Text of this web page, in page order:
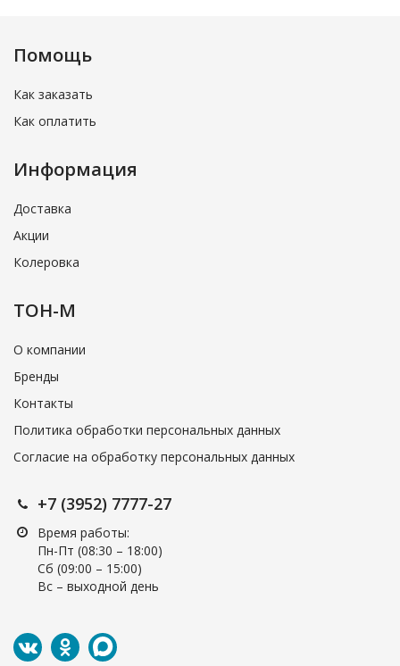
Помощь
Как заказать
Как оплатить
Информация
Доставка
Акции
Колеровка
ТОН-М
О компании
Бренды
Контакты
Политика обработки персональных данных
Согласие на обработку персональных данных
+7 (3952) 7777-27
Время работы:
Пн-Пт (08:30 – 18:00)
Cб (09:00 – 15:00)
Вс – выходной день